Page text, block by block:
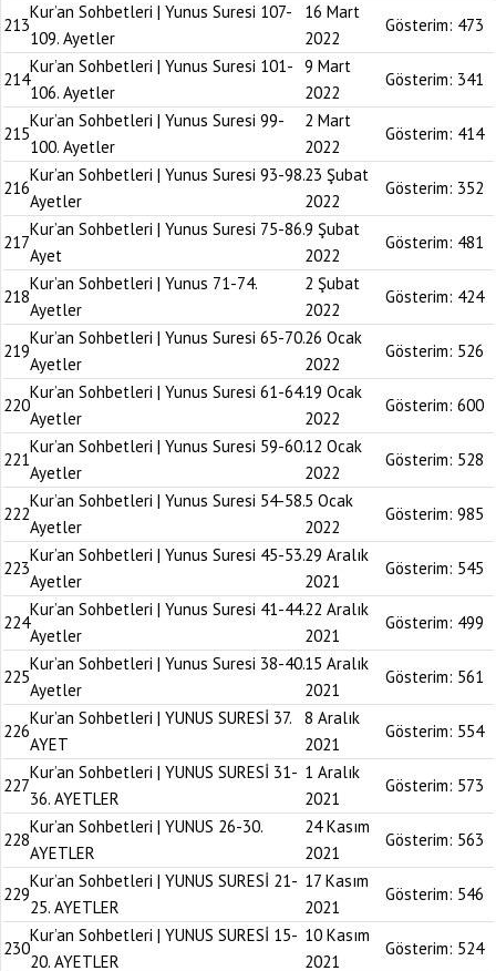
213
Kur’an Sohbetleri | Yunus Suresi 107-
109. Ayetler
16 Mart
2022
Gösterim: 473
214
Kur’an Sohbetleri | Yunus Suresi 101-
106. Ayetler
9 Mart
2022
Gösterim: 341
215
Kur’an Sohbetleri | Yunus Suresi 99-
100. Ayetler
2 Mart
2022
Gösterim: 414
216
Kur’an Sohbetleri | Yunus Suresi 93-98.
Ayetler
23 Şubat
2022
Gösterim: 352
217
Kur’an Sohbetleri | Yunus Suresi 75-86.
Ayet
9 Şubat
2022
Gösterim: 481
218
Kur’an Sohbetleri | Yunus 71-74.
Ayetler
2 Şubat
2022
Gösterim: 424
219
Kur’an Sohbetleri | Yunus Suresi 65-70.
Ayetler
26 Ocak
2022
Gösterim: 526
220
Kur’an Sohbetleri | Yunus Suresi 61-64.
Ayetler
19 Ocak
2022
Gösterim: 600
221
Kur’an Sohbetleri | Yunus Suresi 59-60.
Ayetler
12 Ocak
2022
Gösterim: 528
222
Kur’an Sohbetleri | Yunus Suresi 54-58.
Ayetler
5 Ocak
2022
Gösterim: 985
223
Kur’an Sohbetleri | Yunus Suresi 45-53.
Ayetler
29 Aralık
2021
Gösterim: 545
224
Kur’an Sohbetleri | Yunus Suresi 41-44.
Ayetler
22 Aralık
2021
Gösterim: 499
225
Kur’an Sohbetleri | Yunus Suresi 38-40.
Ayetler
15 Aralık
2021
Gösterim: 561
226
Kur’an Sohbetleri | YUNUS SURESİ 37.
AYET
8 Aralık
2021
Gösterim: 554
227
Kur’an Sohbetleri | YUNUS SURESİ 31-
36. AYETLER
1 Aralık
2021
Gösterim: 573
228
Kur’an Sohbetleri | YUNUS 26-30.
AYETLER
24 Kasım
2021
Gösterim: 563
229
Kur’an Sohbetleri | YUNUS SURESİ 21-
25. AYETLER
17 Kasım
2021
Gösterim: 546
230
Kur’an Sohbetleri | YUNUS SURESİ 15-
20. AYETLER
10 Kasım
2021
Gösterim: 524